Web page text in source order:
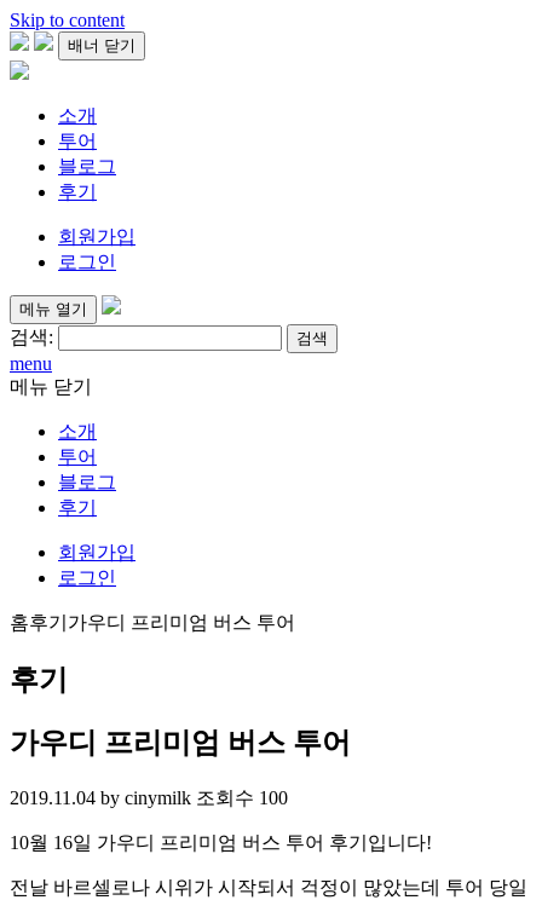
Skip to content
배너 닫기
소개
투어
블로그
후기
회원가입
로그인
메뉴 열기
검색:
menu
메뉴 닫기
소개
투어
블로그
후기
회원가입
로그인
홈후기 가우디 프리미엄 버스 투어
후기
가우디 프리미엄 버스 투어
2019.11.04 by cinymilk 조회수 100
10월 16일 가우디 프리미엄 버스 투어 후기입니다!
전날 바르셀로나 시위가 시작되서 걱정이 많았는데 투어 당일